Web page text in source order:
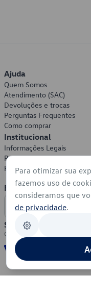
Ajuda
Quem Somos
Atendimento (SAC)
Devoluções e trocas
Perguntas Frequentes
Como comprar
Institucional
Informações Legais
Política de Privacidade
Política de Cookies
Formas de Pagamento
Segurança
Para otimizar sua
fazemos uso de
consideramos que
de privacidade.